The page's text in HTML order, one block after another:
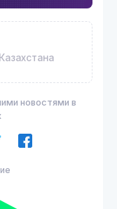
новостями в